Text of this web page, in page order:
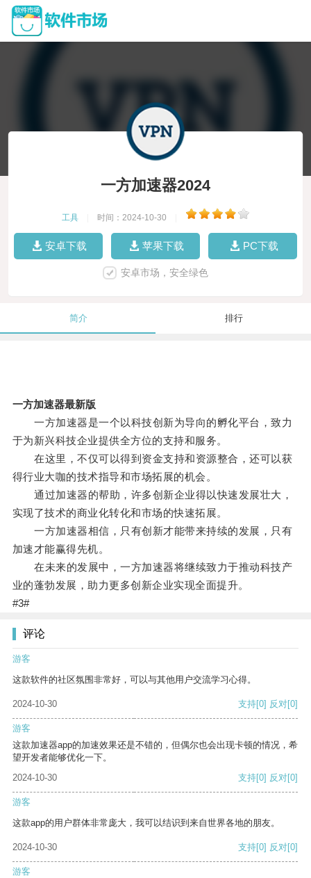
一方加速器2024
工具 时间：2024-10-30
安卓下载 苹果下载 PC下载
安卓市场，安全绿色
简介 排行
一方加速器最新版
一方加速器是一个以科技创新为导向的孵化平台，致力
于为新兴科技企业提供全方位的支持和服务。
在这里，不仅可以得到资金支持和资源整合，还可以获
得行业大咖的技术指导和市场拓展的机会。
通过加速器的帮助，许多创新企业得以快速发展壮大，
实现了技术的商业化转化和市场的快速拓展。
一方加速器相信，只有创新才能带来持续的发展，只有
加速才能赢得先机。
在未来的发展中，一方加速器将继续致力于推动科技产
业的蓬勃发展，助力更多创新企业实现全面提升。
#3#
评论
游客
这款软件的社区氛围非常好，可以与其他用户交流学习心得。
2024-10-30 支持[0] 反对[0]
游客
这款加速器app的加速效果还是不错的，但偶尔也会出现卡顿的情况，希
望开发者能够优化一下。
2024-10-30
支持[0] 反对[0]
游客
这款app的用户群体非常庞大，我可以结识到来自世界各地的朋友。
2024-10-30 支持[0] 反对[0]
游客